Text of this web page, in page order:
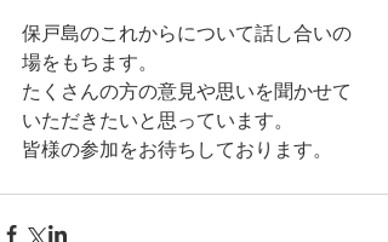
保戸島のこれからについて話し合いの
場をもちます。
たくさんの方の意見や思いを聞かせて
いただきたいと思っています。
皆様の参加をお待ちしております。